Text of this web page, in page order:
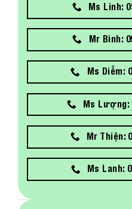
Ms Linh:
Mr Bình:
Ms Diễm:
Ms Lượng:
Mr Thiện:
Ms Lanh: